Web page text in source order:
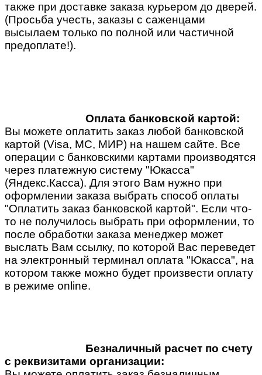
также при доставке заказа курьером до дверей.
(Просьба учесть, заказы с саженцами
высылаем только по полной или частичной
предоплате!).
Оплата банковской картой:
Вы можете оплатить заказ любой банковской
картой (Visa, MC, МИР) на нашем сайте. Все
операции с банковскими картами производятся
через платежную систему "Юкасса"
(Яндекс.Касса). Для этого Вам нужно при
оформлении заказа выбрать способ оплаты
"Оплатить заказ банковской картой". Если что-
то не получилось выбрать при оформлении, то
после обработки заказа менеджер может
выслать Вам ссылку, по которой Вас переведет
на электронный терминал оплата "Юкасса", на
котором также можно будет произвести оплату
в режиме online.
Безналичный расчет по счету
с реквизитами организации: